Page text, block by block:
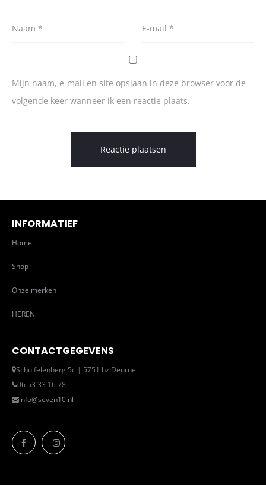
Naam * E-mail *
Mijn naam, e-mail en site opslaan in deze browser voor de
volgende keer wanneer ik een reactie plaats.
INFORMATIEF
Home
Shop
Onze merken
HEREN
CONTACTGEGEVENS
Schuifelenberg 5c | 5751 hz Deurne
06 53 33 16 78
info@seven10.nl